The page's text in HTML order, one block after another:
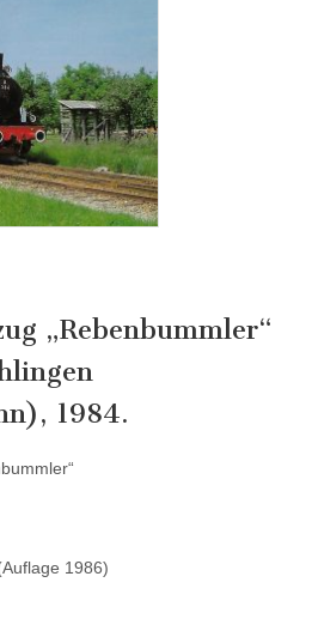
„Rebenbummler“
1984.
1986)